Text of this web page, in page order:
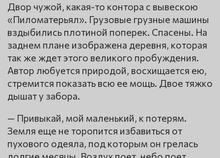
Двор чужой, какая-то контора с вывескою
«Пиломатерьял». Грузовые грузные машины
вздыбились плотиной поперек. Спасены. На
заднем плане изображена деревня, которая
так же ждет этого великого пробуждения.
Автор любуется природой, восхищается ею,
стремится показать всю ее мощь. Двое тяжко
дышат у забора.
— Привыкай, мой маленький, к потерям.
Земля еще не торопится избавиться от
пухового одеяла, под которым он грелась